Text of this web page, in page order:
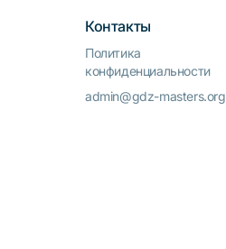
Контакты
Политика
конфиденциальности
admin@gdz-masters.org